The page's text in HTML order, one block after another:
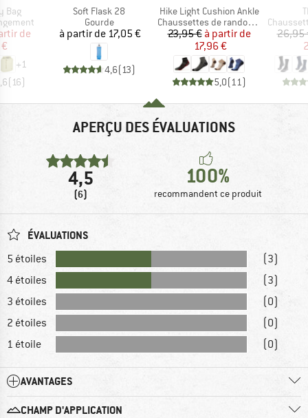
Bag
réduit
de
+1
(16)
Article
Soft Flask 28
Product group
Gourde
Prix
à partir de 17,05 €
4,6(13)
Article
Hike Light Cushion Ankle
Product group
Chaussettes de randonnée
Prix
23,95 € Prix réduit
à partir de
17,96 €
5,0(11 )
Product
26,95
APERÇU DES ÉVALUATIONS
4,5
(6)
100%
recommandent ce produit
ÉVALUATIONS
5 étoiles
(3)
4 étoiles
(3)
3 étoiles
(0)
2 étoiles
(0)
1 étoile
(0)
AVANTAGES
CHAMP D'APPLICATION